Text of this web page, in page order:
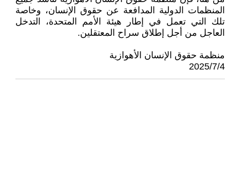
المنظمات الدولية المدافعة عن حقوق الإنسان، وخاصة
تلك التي تعمل في إطار هيئة الأمم المتحدة، التدخل
العاجل من أجل إطلاق سراح المعتقلين.
منظمة حقوق الإنسان الأهوازية
2025/7/4